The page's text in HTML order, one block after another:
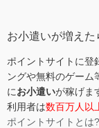
お小遣いが増えた
ポイントサイトに登
ングや無料のゲーム
にお小遣いが稼げま
利用者は数百万人以
ポイントサイトとは?